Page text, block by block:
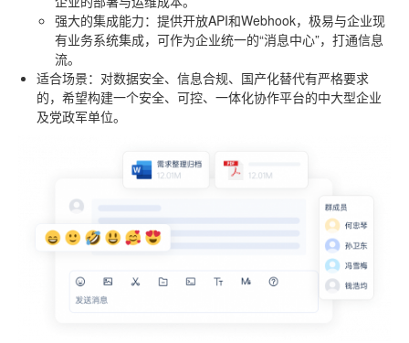
强大的集成能力：提供开放API和Webhook，极易与企业现
有业务系统集成，可作为企业统一的“消息中心”，打通信息
流。
适合场景：对数据安全、信息合规、国产化替代有严格要求
的，希望构建一个安全、可控、一体化协作平台的中大型企业
及党政军单位。